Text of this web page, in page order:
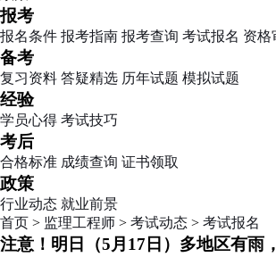
报考
报名条件 报考指南 报考查询 考试报名 资格
备考
复习资料 答疑精选 历年试题 模拟试题
经验
学员心得 考试技巧
考后
合格标准 成绩查询 证书领取
政策
行业动态 就业前景
首页 > 监理工程师 > 考试动态 > 考试报名
注意！明日（5月17日）多地区有雨